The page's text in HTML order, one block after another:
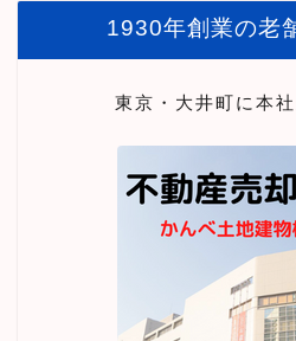
1930年創業の老
東京・大井町に本